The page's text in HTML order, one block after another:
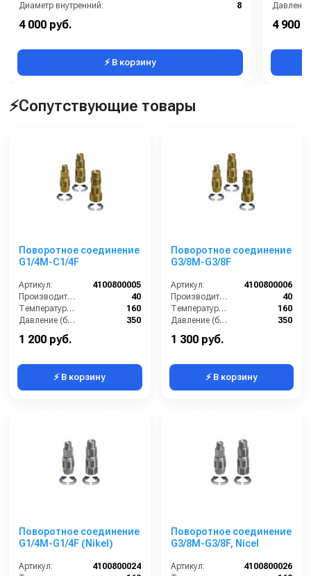
Диаметр внутренний:
8
Страна-производитель:
Рабочее давление (бар):
4 000 руб.
⚡ В корзину
Страна-
4 900
⚡Сопутствующие товары
Поворотное соединение
G1/4M-C1/4F
Артикул:
4100800005
Производительность (л/мин):
40
Температура (°C):
160
Давление (бар):
350
Страна-производитель:
1 200 руб.
⚡ В корзину
Поворотное соединение
G3/8M-G3/8F
Артикул:
4100800006
Производительность (л/мин):
40
Температура (°C):
160
Давление (бар):
350
Страна-производитель:
1 300 руб.
⚡ В корзину
Поворотное соединение
G1/4M-G1/4F (Nikel)
Артикул:
4100800024
Поворотное соединение
G3/8M-G3/8F, Nicel
Артикул:
4100800026